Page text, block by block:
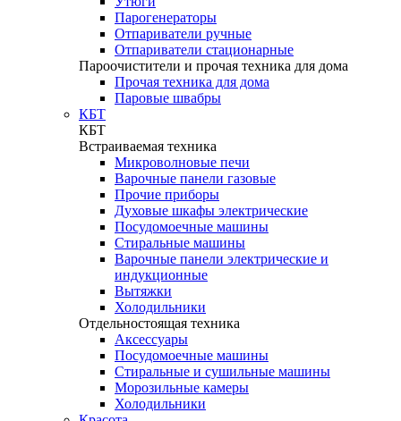
Парогенераторы
Отпариватели ручные
Отпариватели стационарные
Пароочистители и прочая техника для дома
Прочая техника для дома
Паровые швабры
КБТ
КБТ
Встраиваемая техника
Микроволновые печи
Варочные панели газовые
Прочие приборы
Духовые шкафы электрические
Посудомоечные машины
Стиральные машины
Варочные панели электрические и
индукционные
Вытяжки
Холодильники
Отдельностоящая техника
Аксессуары
Посудомоечные машины
Стиральные и сушильные машины
Морозильные камеры
Холодильники